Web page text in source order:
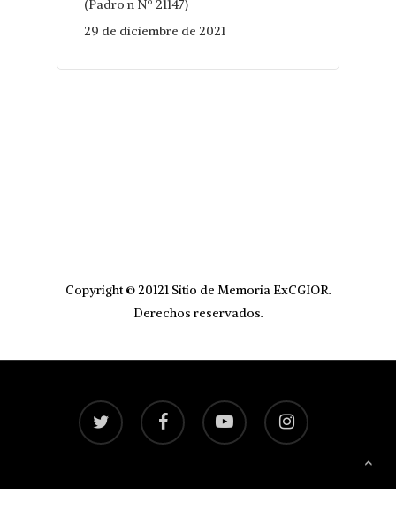
(Padro n Nº 21147)
29 de diciembre de 2021
Copyright © 20121 Sitio de Memoria ExCGIOR.
Derechos reservados.
twitter facebook youtube instagram